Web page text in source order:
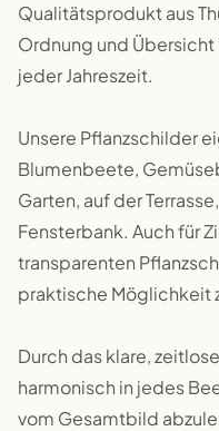
Qualitätsprodukt aus
Ordnung und Übersicht
jeder Jahreszeit.
Unsere Pflanzschilder
Blumenbeete,
Garten, auf der
Fensterbank. Auch für
transparenten
praktische Möglichkeit
Durch das klare,
harmonisch in jedes
vom Gesamtbild